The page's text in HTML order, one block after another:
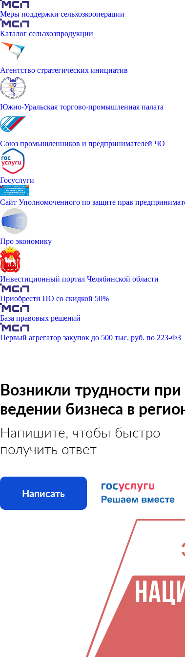
Меры поддержки сельхозкооперации
Каталог сельзхозпродукции
Агентство стратегических инициатив
Южно-Уральская торгово-промышленная палата
Союз промышленников и предпринимателей ЧО
Госуслуги
Сайт Уполномоченного по защите прав
Про экономику
Инвестиционный портал Челябинской области
Приобрести ПО со скидкой 50%
База правовых решений
Первый агрегатор закупок до 500 тыс. руб. по 223-ФЗ
Возникли трудности при
ведении бизнеса в
Напишите, чтобы быстро
получить ответ
Написать